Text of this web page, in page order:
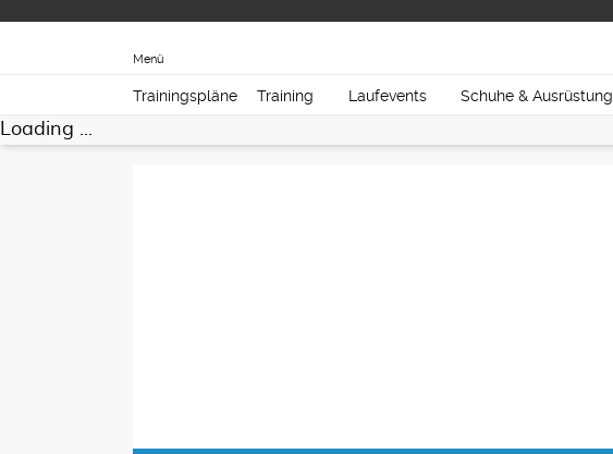
Menü
Trainingspläne Training Laufevents Schuhe & Ausrüstung
Loading ...